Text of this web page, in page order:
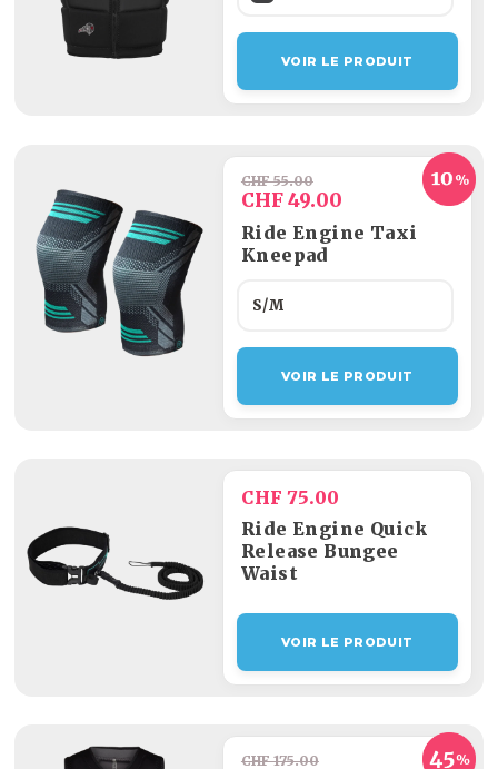
VOIR LE PRODUIT
CHF 55.00
CHF 49.00
Ride Engine Taxi
Kneepad
S/M
VOIR LE PRODUIT
CHF 75.00
Ride Engine Quick
Release Bungee
Waist
VOIR LE PRODUIT
CHF 175.00